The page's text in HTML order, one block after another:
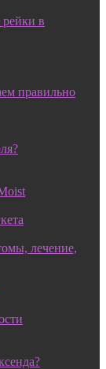
рейки в
правильно
лечение,